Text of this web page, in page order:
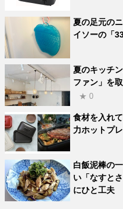
夏の足元の
イソーの「
夏のキッチ
ファン」を
★ 0
食材を入れ
力ホットプ
白飯泥棒の
い「なすと
にひと工夫